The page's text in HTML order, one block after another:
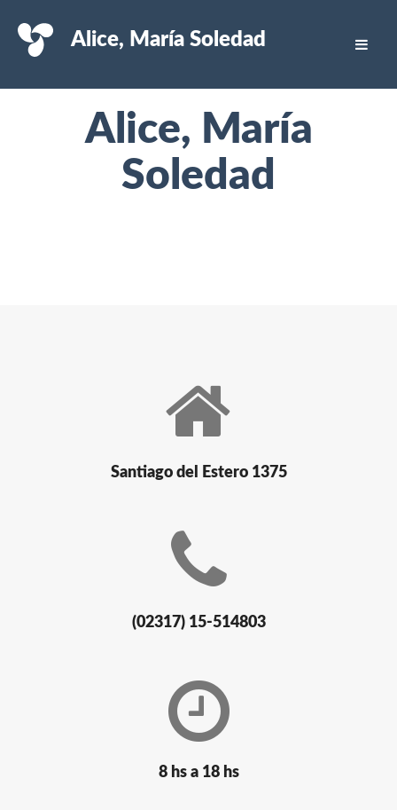
Alice, María Soledad
Alice, María
Soledad
Santiago del Estero 1375
(02317) 15-514803
8 hs a 18 hs